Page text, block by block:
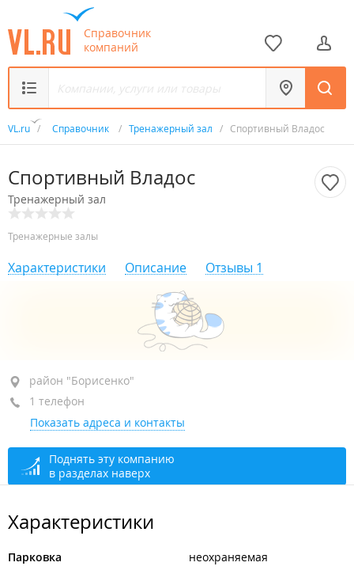
Справочник
компаний
VL.ru / Справочник / Тренажерный зал / Спортивный Владос
Спортивный Владос
Тренажерный зал
Тренажерные залы
Характеристики Описание Отзывы 1
район "Борисенко", ул. Часовитина, 7
пристройка
+7 (423) 263-88-38
закрыто, откроется в 12:00
район "Борисенко"
1 телефон
Показать адреса и контакты
Поднять эту компанию
в разделах наверх
Характеристики
Парковка неохраняемая